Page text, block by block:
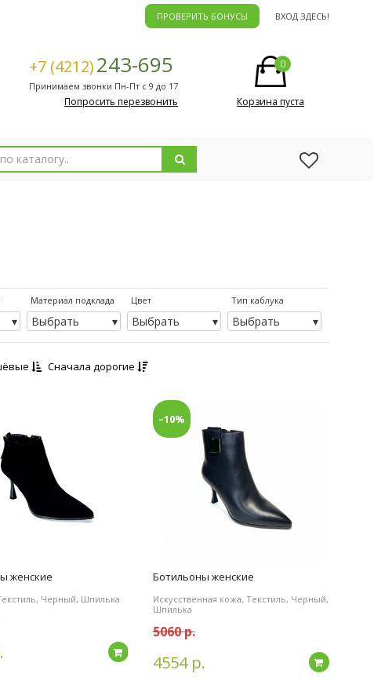
ПРОВЕРИТЬ БОНУСЫ ВХОД ЗДЕСЬ!
+7 (4212)243-695
Принимаем звонки Пн-Пт с 9 до 17
Попросить перезвонить
0
Корзина пуста
Материал подклада
Выбрать
Цвет
Выбрать
Тип каблука
Выбрать
Сначала дорогие
женские
Черный, Шпилька
Подробнее
–10%
Ботильоны женские
Искусственная кожа, Текстиль, Черный,
Шпилька
5060 р.
4554 р.